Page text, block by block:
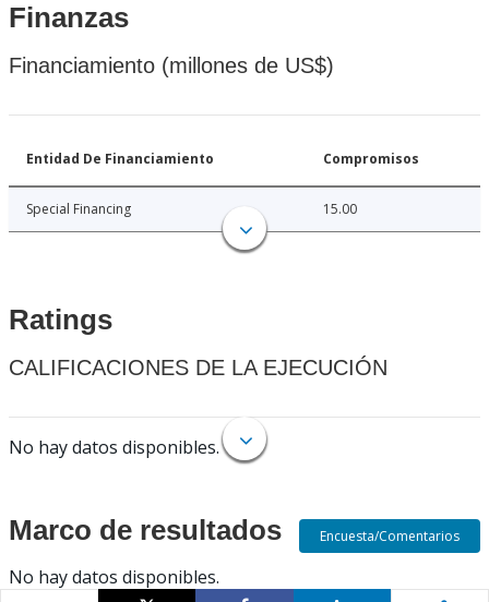
Finanzas
Financiamiento (millones de US$)
Entidad De Financiamiento Compromisos
Special Financing 15.00
Ratings
CALIFICACIONES DE LA EJECUCIÓN
No hay datos disponibles.
Marco de resultados
No hay datos disponibles.
Encuesta/Comentarios